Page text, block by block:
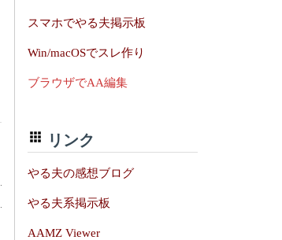
スマホでやる夫掲示板
Win/macOSでスレ作り
ブラウザでAA編集
リンク
やる夫の感想ブログ
やる夫系掲示板
AAMZ Viewer